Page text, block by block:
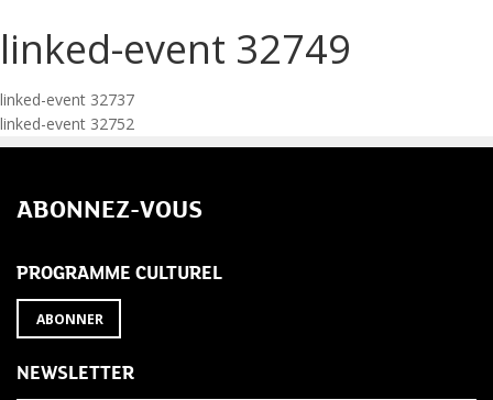
linked-event 32749
Navigation
de
l’article
linked-event 32737
linked-event 32752
ABONNEZ-VOUS
PROGRAMME CULTUREL
ABONNER
NEWSLETTER